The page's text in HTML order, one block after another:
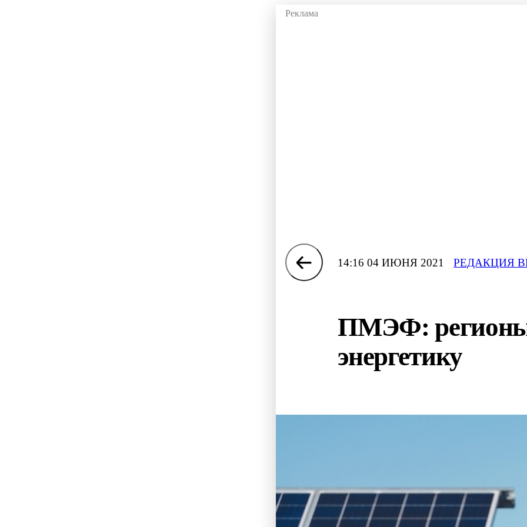
14:16 04 ИЮНЯ 2021 РЕДАКЦИЯ
ПМЭФ: регионы
энергетику